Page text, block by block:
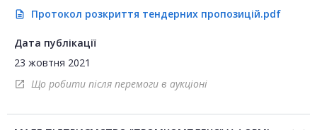
description Протокол розкриття тендерних пропозицій.pdf
Дата публікації
23 жовтня 2021
open_in_new Що робити після перемоги в аукціоні